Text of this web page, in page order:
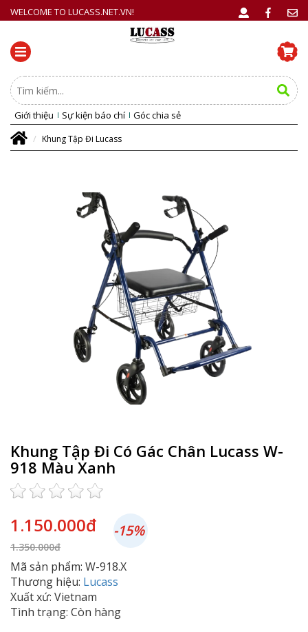
WELCOME TO LUCASS.NET.VN!
Giới thiệu Sự kiện báo chí Góc chia sẻ
Khung Tập Đi Lucass
Khung Tập Đi Có Gác Chân Lucass W-
918 Màu Xanh
1.150.000đ
1.350.000đ
-15%
Mã sản phẩm: W-918.X
Thương hiệu: Lucass
Xuất xứ: Vietnam
Tình trạng: Còn hàng